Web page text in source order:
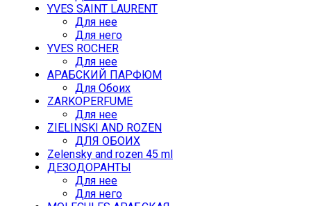
YVES SAINT LAURENT
Для нее
Для него
YVES ROCHER
Для нее
АРАБСКИЙ ПАРФЮМ
Для Обоих
ZARKOPERFUME
Для нее
ZIELINSKI AND ROZEN
ДЛЯ ОБОИХ
Zelensky and rozen 45 ml
ДЕЗОДОРАНТЫ
Для нее
Для него